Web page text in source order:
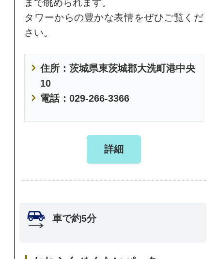
まで眺められます。
タワーからの豊かな表情をぜひご覧くだ
さい。
住所：茨城県東茨城郡大洗町港中央
10
電話：029-266-3366
詳細
車で約5分